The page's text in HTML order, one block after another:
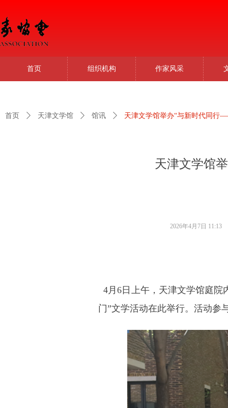
首页 组织机构 作家风采
天津文学馆
首页 ꄲ 天津文学馆 ꄲ 馆讯 ꄲ 天津文学馆举办“与新时代同行
4月6日上午，天津文学馆庭
门”文学活动在此举行。活动参
2026年4月7日 11:13